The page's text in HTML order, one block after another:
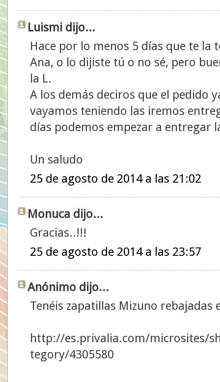
Luismi dijo...
Hace por lo menos 5 días que te
Ana, o lo dijiste tú o no sé, pero
la L.
A los demás deciros que el pedido
vayamos teniendo las iremos
días podemos empezar a entregar
Un saludo
25 de agosto de 2014 a las 21:02
Monuca dijo...
Gracias..!!!
25 de agosto de 2014 a las 23:57
Anónimo dijo...
Tenéis zapatillas Mizuno rebajadas
http://es.privalia.com/microsites/
tegory/4305580